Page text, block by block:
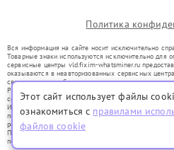
Политика
Вся информация на сайте носит исключительно
Товарные знаки используются исключительно для
сервисные центры vld.fixim-whatsminer.ru
оказываются в неавторизованных сервисных
связаны с правообладателями товарных знаков
Ремонт осуществляется для устройств, уже
со статьей 1487 ГК РФ.
Использование товарных знаков не преследует
потребителей в заблуждение, а служит для
ремонту техники указанных брендов.
Представленная на сайте информация не является
положениями Статьи 437(2) Гражданского кодекса РФ
Этот сайт использует файлы
ознакомиться с правилами
файлов cookie